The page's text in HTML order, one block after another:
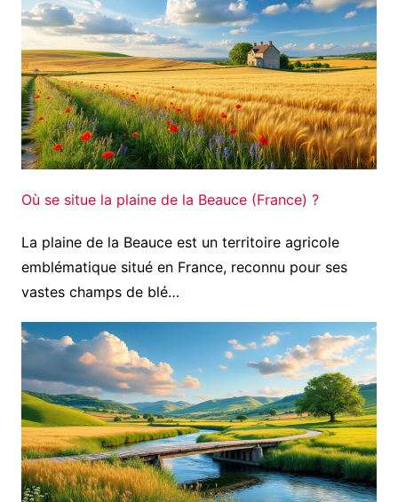
Où se situe la plaine de la Beauce (France) ?
La plaine de la Beauce est un territoire agricole
emblématique situé en France, reconnu pour ses
vastes champs de blé…